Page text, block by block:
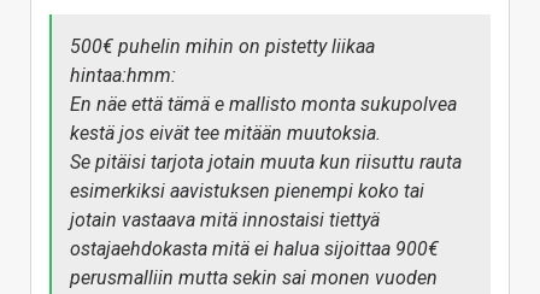
500€ puhelin mihin on pistetty liikaa
hintaa:hmm:
En näe että tämä e mallisto monta sukupolvea
kestä jos eivät tee mitään muutoksia.
Se pitäisi tarjota jotain muuta kun riisuttu rauta
esimerkiksi aavistuksen pienempi koko tai
jotain vastaava mitä innostaisi tiettyä
ostajaehdokasta mitä ei halua sijoittaa 900€
perusmalliin mutta sekin sai monen vuoden